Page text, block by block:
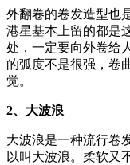
外翻卷的卷发造型也
港星基本上留的都是
处，一定要向外卷给
的弧度不是很强，卷
觉。
2、大波浪
大波浪是一种流行卷
以叫大波浪。柔软又